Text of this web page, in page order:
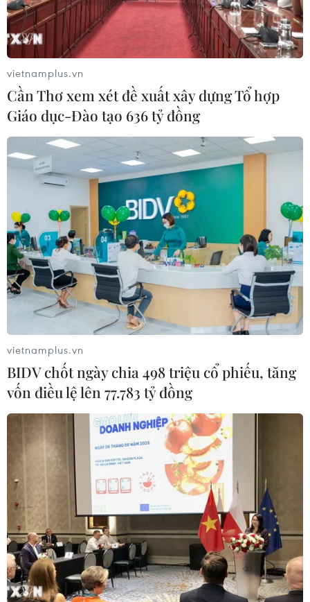
Hàn-Mỹ diễn tập loại bỏ vũ khí hủy diệt
hàng loạt của Triều Tiên
17/12/2017 04:19
Các lực lượng của Hàn Quốc và Mỹ đã tiến hành một
cuộc diễn tập chung từ ngày 12-15/12, giả định tình
huống thâm nhập Triều Tiên và loại bỏ các loại vũ khí
hủy diệt hàng loạt.
Chiến lược mới của Mỹ tái khẳng định
quan hệ đồng minh với Hàn Quốc
19/12/2017 09:11
Bộ Ngoại giao Hàn Quốc cho rằng thông báo của Tổng
thống Mỹ Donald Trump về chiến lược an ninh quốc gia
tái khẳng định rằng Mỹ sẽ tăng gấp đôi cam kết với các
đồng minh và đối tác của mình.
vietnamplus.vn
Cần Thơ xem xét đề xuất xây dựng Tổ hợp
Giáo dục-Đào tạo 636 tỷ đồng
vietnamplus.vn
BIDV chốt ngày chia 498 triệu cổ phiếu, tăng
vốn điều lệ lên 77.783 tỷ đồng